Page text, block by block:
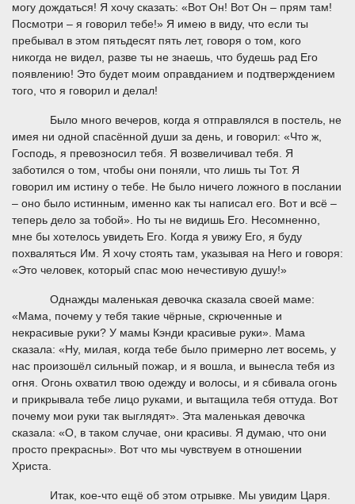
могу дождаться! Я хочу сказать: «Вот Он! Вот Он – прям там!
Посмотри – я говорил тебе!» Я имею в виду, что если ты
пребывал в этом пятьдесят пять лет, говоря о том, кого
никогда не видел, разве ты не знаешь, что будешь рад Его
появлению! Это будет моим оправданием и подтверждением
того, что я говорил и делал!
Было много вечеров, когда я отправлялся в постель, не
имея ни одной спасённой души за день, и говорил: «Что ж,
Господь, я превозносил тебя. Я возвеличивал тебя. Я
заботился о том, чтобы они поняли, что лишь ты Тот. Я
говорил им истину о тебе. Не было ничего ложного в послании
– оно было истинным, именно как ты написал его. Вот и всё –
теперь дело за тобой». Но ты не видишь Его. Несомненно,
мне бы хотелось увидеть Его. Когда я увижу Его, я буду
похваляться Им. Я хочу стоять там, указывая на Него и говоря:
«Это человек, который спас мою нечестивую душу!»
Однажды маленькая девочка сказала своей маме:
«Мама, почему у тебя такие чёрные, скрюченные и
некрасивые руки? У мамы Кэнди красивые руки». Мама
сказала: «Ну, милая, когда тебе было примерно лет восемь, у
нас произошёл сильный пожар, и я вошла, и вынесла тебя из
огня. Огонь охватил твою одежду и волосы, и я сбивала огонь
и прикрывала тебе лицо руками, и вытащила тебя оттуда. Вот
почему мои руки так выглядят». Эта маленькая девочка
сказала: «О, в таком случае, они красивы. Я думаю, что они
просто прекрасны». Вот что мы чувствуем в отношении
Христа.
Итак, кое-что ещё об этом отрывке. Мы увидим Царя.